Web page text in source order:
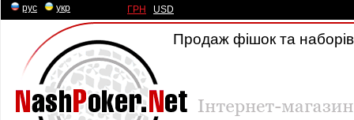
рус укр ГРН USD
Продаж фішок та